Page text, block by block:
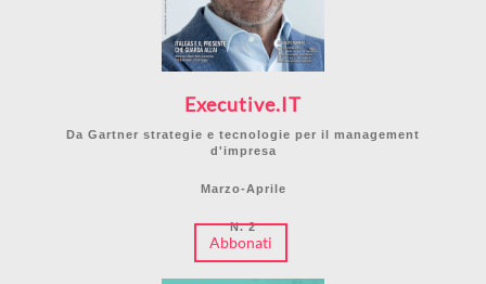
Executive.IT
Da Gartner strategie e tecnologie per il management
d'impresa
Marzo-Aprile
N. 2
Abbonati